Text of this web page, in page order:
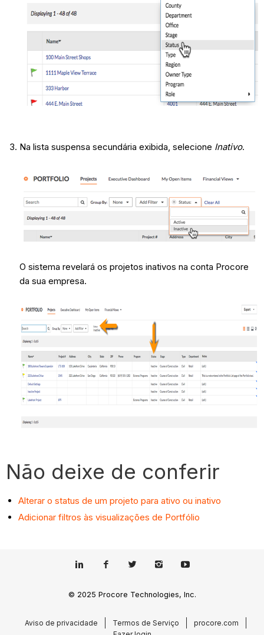
Na lista suspensa secundária exibida, selecione Inativo.
O sistema revelará os projetos inativos na conta Procore
da sua empresa.
Não deixe de conferir
Alterar o status de um projeto para ativo ou inativo
Adicionar filtros às visualizações de Portfólio
© 2025 Procore Technologies, Inc.
Aviso de privacidade Termos de Serviço
procore.com